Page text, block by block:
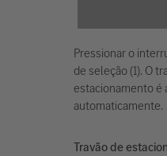
Pressionar o
de seleção (1). O
estacionamento é
automaticamente.
Travão de